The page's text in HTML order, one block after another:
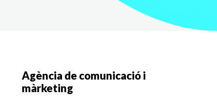
Agència de comunicació i
màrketing